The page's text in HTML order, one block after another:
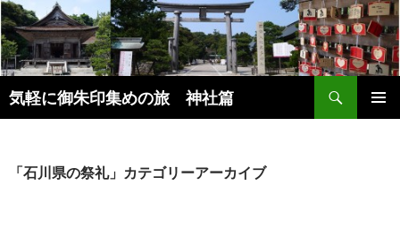
コ
ン
テ
ン
ツ
へ
気軽に御朱印集めの旅 神社篇
索
「石川県の祭礼」カテゴリーアーカイブ